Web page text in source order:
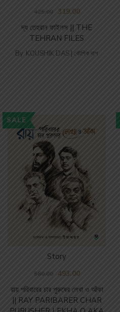
দ্য তেহরান ফাইলস || THE
TEHRAN FILES
425.00 319.00
By KOUSHIK DAS | কৌশিক দাশ
SALE
রায় পরিবারের চার পুরুষের লেখা ও আঁকা
|| RAY PARIBARER CHAR
Story
580.00 493.00